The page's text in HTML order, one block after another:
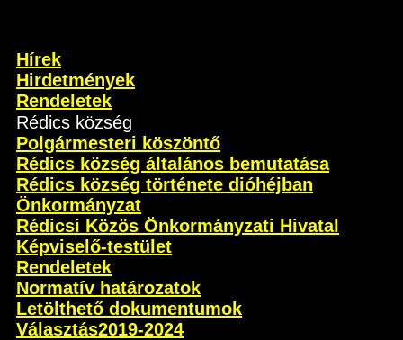
Hírek
Hirdetmények
Rendeletek
Rédics község
Polgármesteri köszöntő
Rédics község általános bemutatása
Rédics község története dióhéjban
Önkormányzat
Rédicsi Közös Önkormányzati Hivatal
Képviselő-testület
Rendeletek
Normatív határozatok
Letölthető dokumentumok
Választás2019-2024